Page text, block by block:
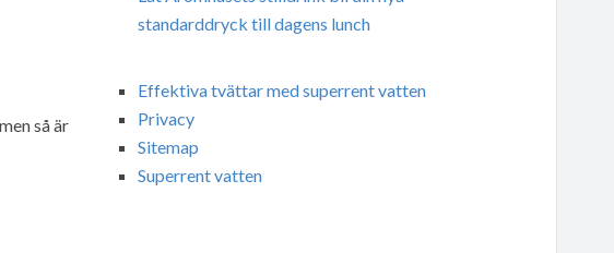
så är
standarddryck till dagens lunch
Effektiva tvättar med superrent vatten
Privacy
Sitemap
Superrent vatten